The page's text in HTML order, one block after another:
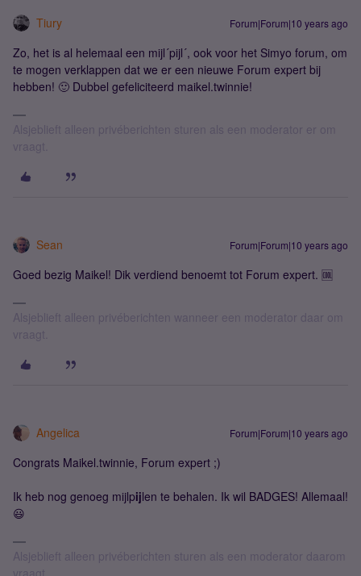
Tiury Forum|Forum|10 years ago
Zo, het is al helemaal een mijl´pijl´, ook voor het Simyo forum, om
te mogen verklappen dat we er een nieuwe Forum expert bij
hebben! 🙂 Dubbel gefeliciteerd maikel.twinnie!
Alsjeblieft alleen privéberichten sturen als een moderator er om
vraagt.
Sean Forum|Forum|10 years ago
Goed bezig Maikel! Dik verdiend benoemt tot Forum expert. 🆒
Alsjeblieft alleen privéberichten wanneer een moderator daar om
vraagt.
Angelica Forum|Forum|10 years ago
Congrats Maikel.twinnie, Forum expert ;)
Ik heb nog genoeg mijlpijlen te behalen. Ik wil BADGES! Allemaal!
😃
Alsjeblieft alleen privéberichten sturen als een moderator daarom
vraagt.